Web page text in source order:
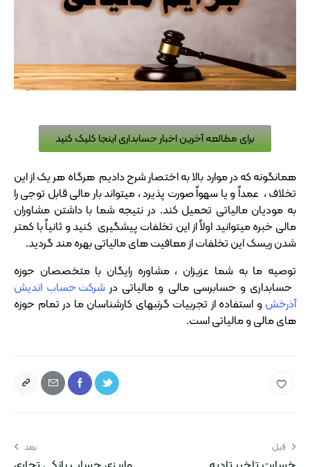
برای مطالعه آخرین اخبار حسابداری اینجا کلیک کنید
همانگونه که در موارد بالا به اختصار شرح دادیم هرگاه هر یک از این
تخلاف ، عمداً و یا سهواً صورت پذیرد ، میتواند بار مالی قابل توجی را
به مودیان مالیاتی تحمیل کند. در نتیجه شما با داشتن مشاوران
مالی خبره میتوانید اولاً از این تخلفات پیشگیری کنید و ثانیاً با کمتر
شدن ریسک این تخلفات از معافیت های مالیاتی بهره مند گردید.
توصیه ما به شما عزیزان ، مشاوره رایگان با متخصصان حوزه
حسابداری و حسابرسی مالی و مالیاتی در شرکت حساب اندیش
آذرخشو استفاده از تجربیات گرنبهای کارشناسان ما در تمام حوزه
های مالی و مالیاتی است.
قبل بعد